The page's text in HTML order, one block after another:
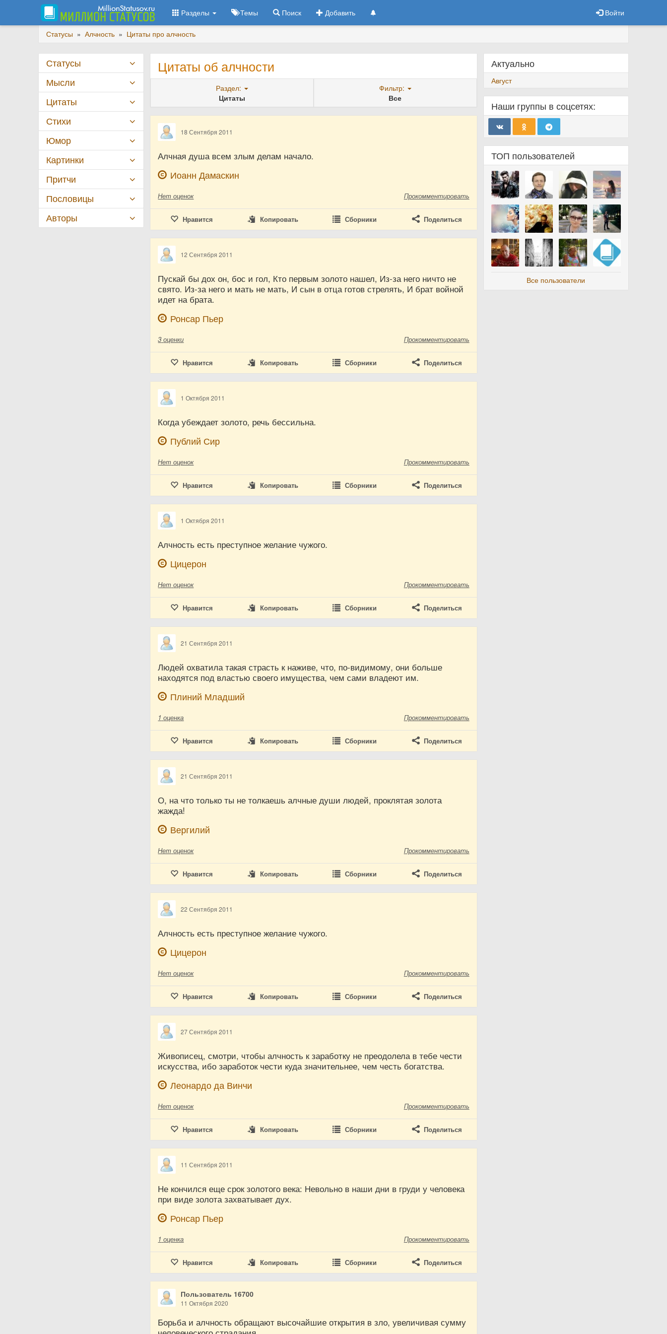
Разделы Темы Поиск Добавить Войти
Статусы » Алчность » Цитаты про алчность
Цитаты об алчности
Раздел:
Цитаты
Фильтр:
Все
18 Сентября 2011
Алчная душа всем злым делам начало.
Иоанн Дамаскин
Нет оценок Прокомментировать
Нравится Копировать Сборники Поделиться
12 Сентября 2011
Пускай бы дох он, бос и гол, Кто первым золото нашел, Из-за него ничто не
свято. Из-за него и мать не мать, И сын в отца готов стрелять, И брат войной
идет на брата.
Ронсар Пьер
3 оценки Прокомментировать
Нравится Копировать Сборники Поделиться
1 Октября 2011
Когда убеждает золото, речь бессильна.
Публий Сир
Нет оценок Прокомментировать
Нравится Копировать Сборники Поделиться
1 Октября 2011
Алчность есть преступное желание чужого.
Цицерон
Нет оценок Прокомментировать
Нравится Копировать Сборники Поделиться
21 Сентября 2011
Людей охватила такая страсть к наживе, что, по-видимому, они больше
находятся под властью своего имущества, чем сами владеют им.
Плиний Младший
1 оценка Прокомментировать
Нравится Копировать Сборники Поделиться
21 Сентября 2011
О, на что только ты не толкаешь алчные души людей, проклятая золота
жажда!
Вергилий
Нет оценок Прокомментировать
Нравится Копировать Сборники Поделиться
22 Сентября 2011
Алчность есть преступное желание чужого.
Цицерон
Нет оценок Прокомментировать
Нравится Копировать Сборники Поделиться
27 Сентября 2011
Живописец, смотри, чтобы алчность к заработку не преодолела в тебе чести
искусства, ибо заработок чести куда значительнее, чем честь богатства.
Леонардо да Винчи
Нет оценок Прокомментировать
Нравится Копировать Сборники Поделиться
11 Сентября 2011
Не кончился еще срок золотого века: Невольно в наши дни в груди у человека
при виде золота захватывает дух.
Ронсар Пьер
1 оценка Прокомментировать
Нравится Копировать Сборники Поделиться
Пользователь 16700
11 Октября 2020
Борьба и алчность обращают высочайшие открытия в зло, увеличивая сумму
Актуально
Август
Наши группы в соцсетях:
ТОП пользователей
Все пользователи
Статусы
Мысли
Цитаты
Стихи
Юмор
Картинки
Притчи
Пословицы
Авторы